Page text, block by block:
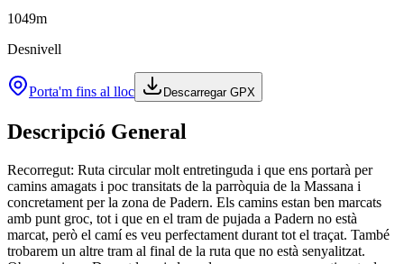
1049m
Desnivell
Porta'm fins al lloc Descarregar GPX
Descripció General
Recorregut: Ruta circular molt entretinguda i que ens portarà per
camins amagats i poc transitats de la parròquia de la Massana i
concretament per la zona de Padern. Els camins estan ben marcats
amb punt groc, tot i que en el tram de pujada a Padern no està
marcat, però el camí es veu perfectament durant tot el traçat. També
trobarem un altre tram al final de la ruta que no està senyalitzat.